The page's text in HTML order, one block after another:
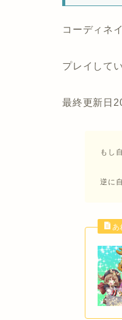
コーディネ
プレイして
最終更新日
もし
逆に